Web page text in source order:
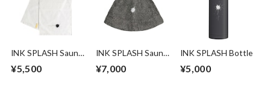
INK SPLASH Sauna
¥5,500
INK SPLASH Sauna
¥7,000
INK SPLASH Bottle
¥5,000